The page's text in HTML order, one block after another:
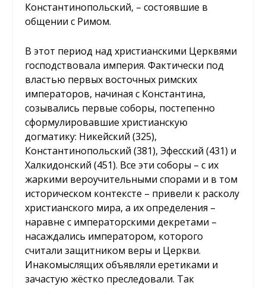
Константинопольский, – состоявшие в
общении с Римом.
В этот период над христианскими Церквями
господствовала империя. Фактически под
властью первых восточных римских
императоров, начиная с Константина,
созывались первые соборы, постепенно
сформулировавшие христианскую
догматику: Никейский (325),
Константинопольский (381), Эфесский (431) и
Халкидонский (451). Все эти соборы – с их
жаркими вероучительными спорами и в том
историческом контексте – привели к расколу
христианского мира, а их определения –
наравне с императорскими декретами –
насаждались императором, которого
считали защитником веры и Церкви.
Инакомыслящих объявляли еретиками и
зачастую жёстко преследовали. Так